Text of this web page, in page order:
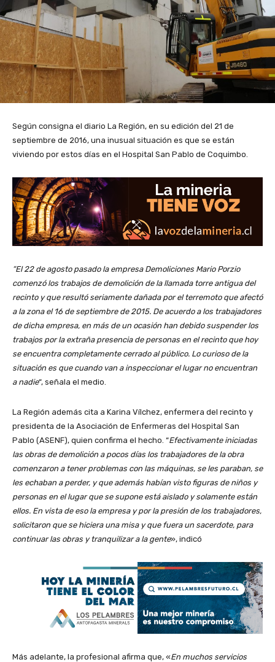
Según consigna el diario La Región, en su edición del 21 de
septiembre de 2016, una inusual situación es que se están
viviendo por estos días en el Hospital San Pablo de Coquimbo.
“El 22 de agosto pasado la empresa Demoliciones Mario Porzio
comenzó los trabajos de demolición de la llamada torre antigua del
recinto y que resultó seriamente dañada por el terremoto que afectó
a la zona el 16 de septiembre de 2015. De acuerdo a los trabajadores
de dicha empresa, en más de un ocasión han debido suspender los
trabajos por la extraña presencia de personas en el recinto que hoy
se encuentra completamente cerrado al público. Lo curioso de la
situación es que cuando van a inspeccionar el lugar no encuentran
a nadie“, señala el medio.
La Región además cita a Karina Vílchez, enfermera del recinto y
presidenta de la Asociación de Enfermeras del Hospital San
Pablo (ASENF), quien confirma el hecho. “Efectivamente iniciadas
las obras de demolición a pocos días los trabajadores de la obra
comenzaron a tener problemas con las máquinas, se les paraban, se
les echaban a perder, y que además habían visto figuras de niños y
personas en el lugar que se supone está aislado y solamente están
ellos. En vista de eso la empresa y por la presión de los trabajadores,
solicitaron que se hiciera una misa y que fuera un sacerdote, para
continuar las obras y tranquilizar a la gente», indicó
Más adelante, la profesional afirma que, «En muchos servicios